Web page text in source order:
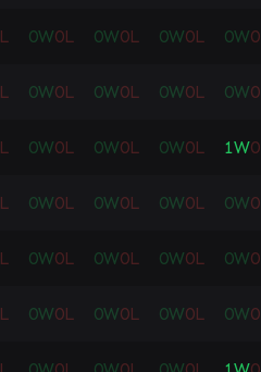
L 0W0L 0W0L 0W0L 0W0
L 0W0L 0W0L 0W0L 0W0
L 0W0L 0W0L 0W0L 1W0
L 0W0L 0W0L 0W0L 0W0
L 0W0L 0W0L 0W0L 0W0
L 0W0L 0W0L 0W0L 0W0